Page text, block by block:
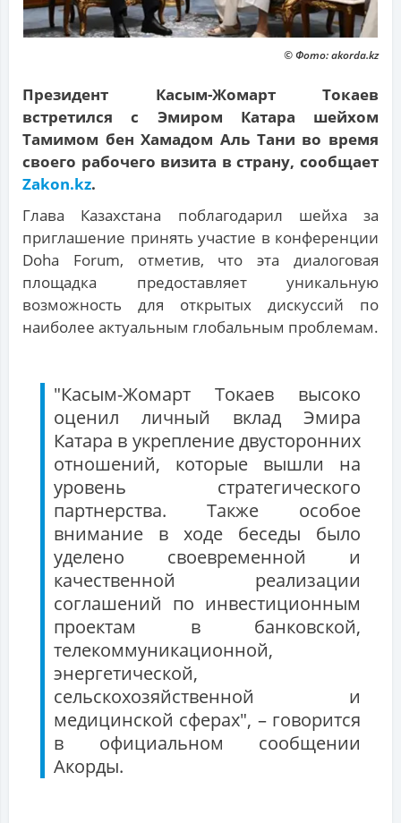
© Фото: akorda.kz
Президент Касым-Жомарт Токаев
встретился с Эмиром Катара шейхом
Тамимом бен Хамадом Аль Тани во время
своего рабочего визита в страну, сообщает
Zakon.kz.
Глава Казахстана поблагодарил шейха за
приглашение принять участие в конференции
Doha Forum, отметив, что эта диалоговая
площадка предоставляет уникальную
возможность для открытых дискуссий по
наиболее актуальным глобальным проблемам.
"Касым-Жомарт Токаев высоко
оценил личный вклад Эмира
Катара в укрепление двусторонних
отношений, которые вышли на
уровень стратегического
партнерства. Также особое
внимание в ходе беседы было
уделено своевременной и
качественной реализации
соглашений по инвестиционным
проектам в банковской,
телекоммуникационной,
энергетической,
сельскохозяйственной и
медицинской сферах", – говорится
в официальном сообщении
Акорды.